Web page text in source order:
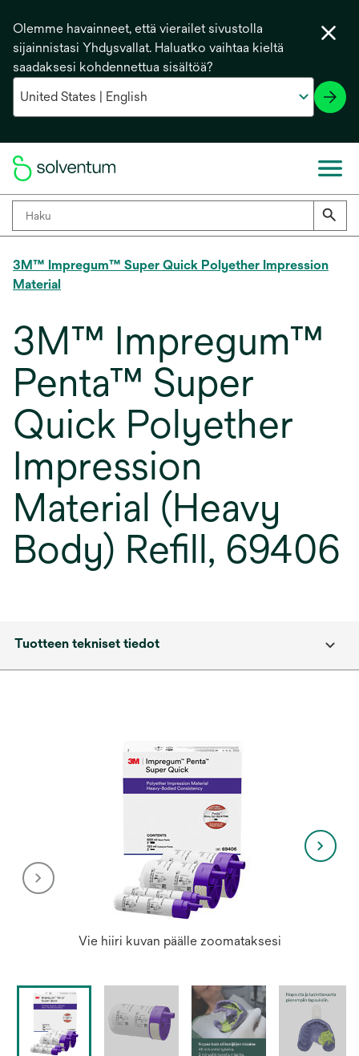
Olemme havainneet, että vierailet sivustolla
sijainnistasi Yhdysvallat. Haluatko vaihtaa kieltä
saadaksesi kohdennettua sisältöä?
3M™ Impregum™ Super Quick Polyether Impression
Material
3M™ Impregum™
Penta™ Super
Quick Polyether
Impression
Material (Heavy
Body) Refill, 69406
Tuotteen tekniset tiedot
Vie hiiri kuvan päälle zoomataksesi